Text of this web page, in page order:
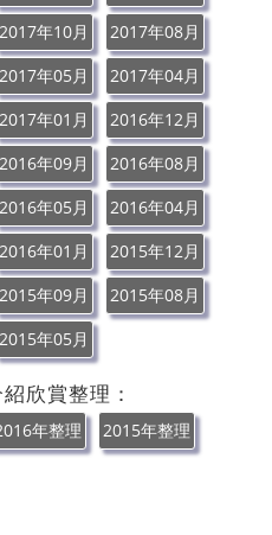
2017年10月
2017年08月
2017年05月
2017年04月
2017年01月
2016年12月
2016年09月
2016年08月
2016年05月
2016年04月
2016年01月
2015年12月
2015年09月
2015年08月
2015年05月
欣賞整理：
年整理
2015年整理